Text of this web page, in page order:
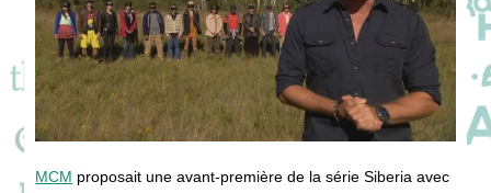
MCM proposait une avant-première de la série Siberia avec